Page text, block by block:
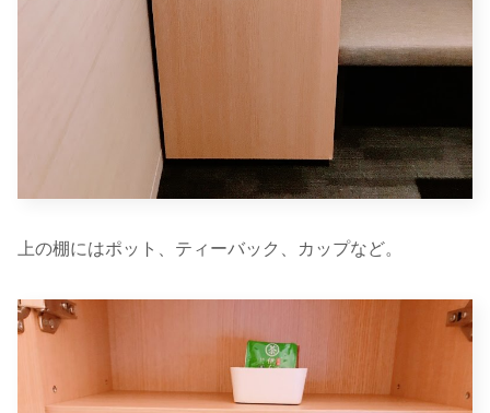
上の棚にはポット、ティーバック、カップなど。